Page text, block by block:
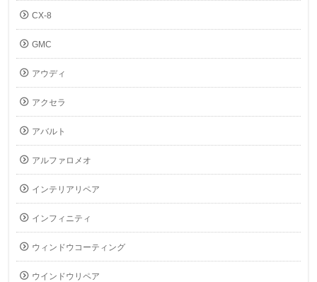
CX-8
GMC
アウディ
アクセラ
アバルト
アルファロメオ
インテリアリペア
インフィニティ
ウィンドウコーティング
ウインドウリペア